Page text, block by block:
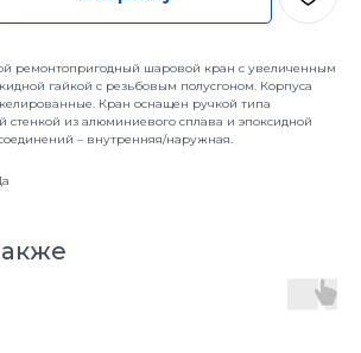
ремонтопригодный шаровой кран с увеличенным
гайкой с резьбовым полусгоном. Корпуса
Кран оснащен ручкой типа
стенкой из алюминиевого сплава и эпоксидной
– внутренняя/наружная.